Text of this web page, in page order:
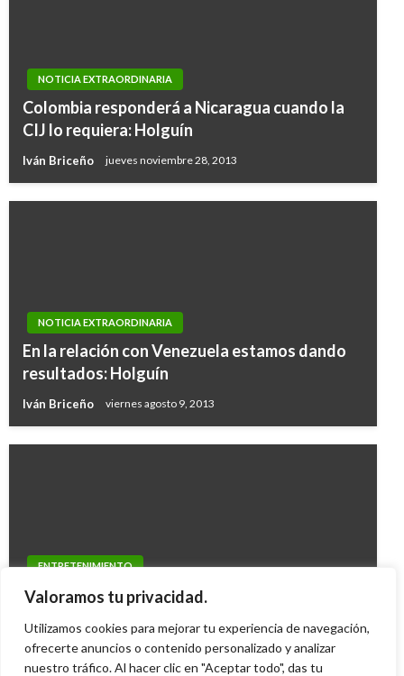
Valoramos tu privacidad.
Utilizamos cookies para mejorar tu experiencia de navegación,
ofrecerte anuncios o contenido personalizado y analizar
nuestro tráfico. Al hacer clic en "Aceptar todo", das tu
NOTICIA EXTRAORDINARIA
Colombia responderá a Nicaragua cuando la
CIJ lo requiera: Holguín
Iván Briceño jueves noviembre 28, 2013
NOTICIA EXTRAORDINARIA
En la relación con Venezuela estamos dando
resultados: Holguín
Iván Briceño viernes agosto 9, 2013
ENTRETENIMIENTO
Patricia Janiot una de las periodistas más
Mary Gomez martes diciembre 16, 2014